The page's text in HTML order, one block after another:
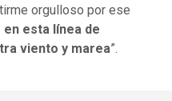
orgulloso por ese
esta línea de
viento y marea”.